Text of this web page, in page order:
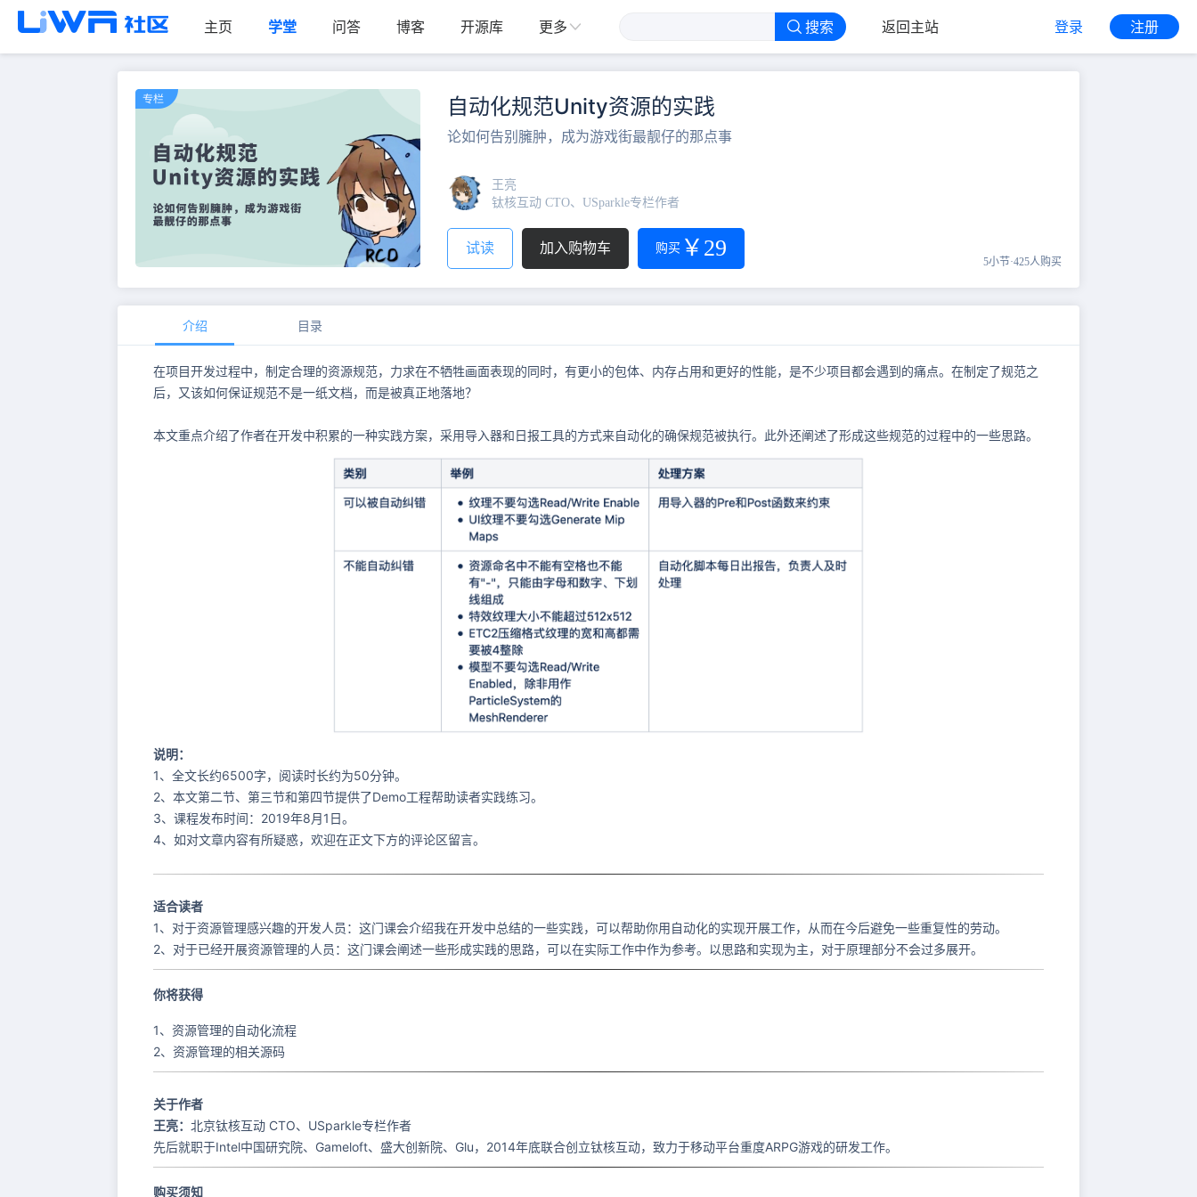
主页 学堂 问答 博客 开源库 更多 搜索 返回主站 登录 注册
自动化规范Unity资源的实践
论如何告别臃肿，成为游戏街最靓仔的那点事
王亮
钛核互动 CTO、USparkle专栏作者
试读 加入购物车 购买 ￥29
5小节·425人购买
介绍 目录
在项目开发过程中，制定合理的资源规范，力求在不牺牲画面表现的同时，有更小的包体、内存占用和更好的性能，是不少项目都会遇到的痛点。在制定了规范之
后，又该如何保证规范不是一纸文档，而是被真正地落地？
本文重点介绍了作者在开发中积累的一种实践方案，采用导入器和日报工具的方式来自动化的确保规范被执行。此外还阐述了形成这些规范的过程中的一些思路。
说明：
1、全文长约6500字，阅读时长约为50分钟。
2、本文第二节、第三节和第四节提供了Demo工程帮助读者实践练习。
3、课程发布时间：2019年8月1日。
4、如对文章内容有所疑惑，欢迎在正文下方的评论区留言。
适合读者
1、对于资源管理感兴趣的开发人员：这门课会介绍我在开发中总结的一些实践，可以帮助你用自动化的实现开展工作，从而在今后避免一些重复性的劳动。
2、对于已经开展资源管理的人员：这门课会阐述一些形成实践的思路，可以在实际工作中作为参考。以思路和实现为主，对于原理部分不会过多展开。
你将获得
1、资源管理的自动化流程
2、资源管理的相关源码
关于作者
王亮： 北京钛核互动 CTO、USparkle专栏作者
先后就职于Intel中国研究院、Gameloft、盛大创新院、Glu，2014年底联合创立钛核互动，致力于移动平台重度ARPG游戏的研发工作。
购买须知